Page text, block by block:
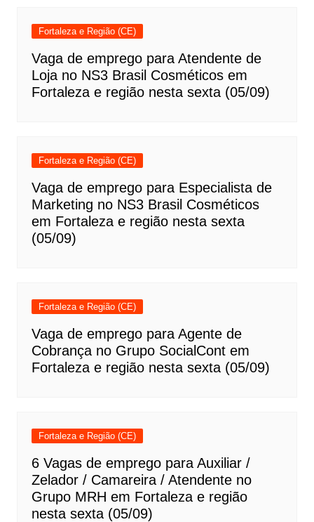
Fortaleza e Região (CE)
Vaga de emprego para Atendente de
Loja no NS3 Brasil Cosméticos em
Fortaleza e região nesta sexta (05/09)
Fortaleza e Região (CE)
Vaga de emprego para Especialista de
Marketing no NS3 Brasil Cosméticos
em Fortaleza e região nesta sexta
(05/09)
Fortaleza e Região (CE)
Vaga de emprego para Agente de
Cobrança no Grupo SocialCont em
Fortaleza e região nesta sexta (05/09)
Fortaleza e Região (CE)
6 Vagas de emprego para Auxiliar /
Zelador / Camareira / Atendente no
Grupo MRH em Fortaleza e região
nesta sexta (05/09)